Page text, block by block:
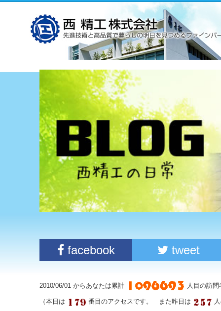
facebook tweet
2010/06/01 からあなたは累計 人目の訪
（本日は 番目のアクセスです。 また昨日は